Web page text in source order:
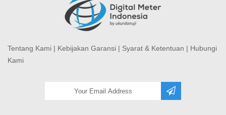
Tentang Kami | Kebijakan Garansi | Syarat & Ketentuan | Hubungi
Kami